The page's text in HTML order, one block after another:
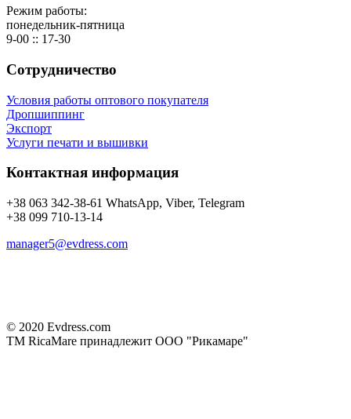
Режим работы:
понедельник-пятница
9-00 :: 17-30
Сотрудничество
Условия работы оптового покупателя
Дропшиппинг
Экспорт
Услуги печати и вышивки
Контактная информация
+38 063 342-38-61 WhatsApp, Viber, Telegram
+38 099 710-13-14
manager5@evdress.com
© 2020 Evdress.com
ТМ RicaMare принадлежит ООО "Рикамаре"